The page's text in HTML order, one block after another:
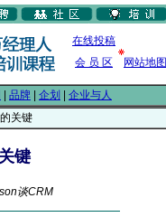
在线投稿
会 员 区
网站地图
品牌 企划
企业与人
关键
键
谈CRM